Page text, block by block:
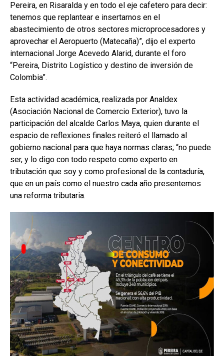
Pereira, en Risaralda y en todo el eje cafetero para decir:
tenemos que replantear e insertarnos en el
abastecimiento de otros sectores microprocesadores y
aprovechar el Aeropuerto (Matecaña)”, dijo el experto
internacional Jorge Acevedo Alarid, durante el foro
“Pereira, Distrito Logístico y destino de inversión de
Colombia”.
Esta actividad académica, realizada por Analdex
(Asociación Nacional de Comercio Exterior), tuvo la
participación del alcalde Carlos Maya, quien durante el
espacio de reflexiones finales reiteró el llamado al
gobierno nacional para que haya normas claras; “no puede
ser, y lo digo con todo respeto como experto en
tributación que soy y como profesional de la contaduría,
que en un país como el nuestro cada año presentemos
una reforma tributaria.